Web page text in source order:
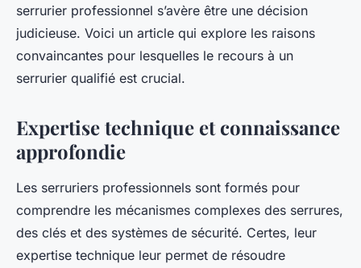
serrurier professionnel s’avère être une décision
judicieuse. Voici un article qui explore les raisons
convaincantes pour lesquelles le recours à un
serrurier qualifié est crucial.
Expertise technique et connaissance
approfondie
Les serruriers professionnels sont formés pour
comprendre les mécanismes complexes des serrures,
des clés et des systèmes de sécurité. Certes, leur
expertise technique leur permet de résoudre